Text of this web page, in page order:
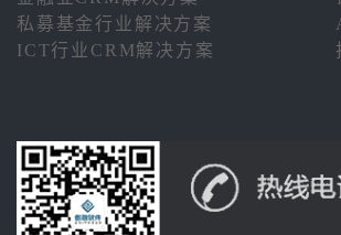
私募基金行业解决方案
ICT行业CRM解决方案